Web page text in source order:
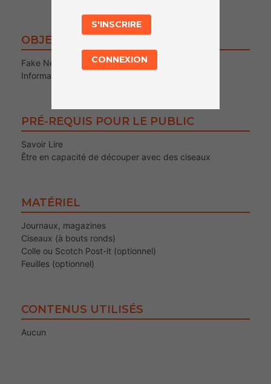
OBJECTIFS
Fake News
Information / Désinformation
PRÉ-REQUIS POUR LE PUBLIC
Savoir Lire
Être en capacité de découper avec des ciseaux
MATÉRIEL
Journaux, magazines
Ciseaux (à bouts ronds)
Colle ou Scotch Post-it (optionnel)
Feuilles (optionnel)
CONTENUS UTILISÉS
Aucun
S'INSCRIRE
CONNEXION